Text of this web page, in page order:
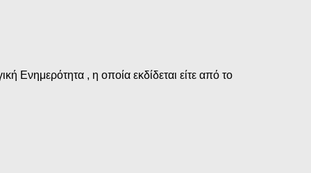
, η οποία εκδίδεται είτε από το